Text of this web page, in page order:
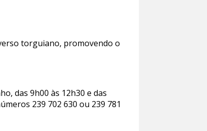
torguiano, promovendo o
das 9h00 às 12h30 e das
239 702 630 ou 239 781